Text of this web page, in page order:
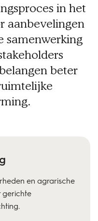
in het
aanbevelingen
samenwerking
beter
en agrarische
gerichte